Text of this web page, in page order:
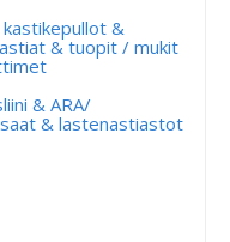
&
& tuopit / mukit
& ARA/
& lastenastiastot